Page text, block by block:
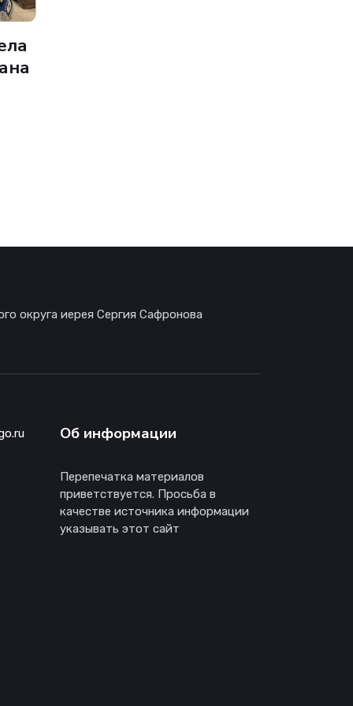
округа иерея Сергия Сафронова
Об информации
Перепечатка материалов
приветствуется. Просьба в
качестве источника информации
указывать этот сайт